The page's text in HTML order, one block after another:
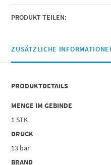
PRODUKT TEILEN:
ZUSÄTZLICHE
PRODUKTDETAILS
MENGE IM GEBINDE
1 STK
DRUCK
13 bar
BRAND